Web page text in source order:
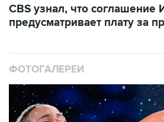
CBS узнал, что соглашение
предусматривает плату за
ФОТОГАЛЕРЕИ